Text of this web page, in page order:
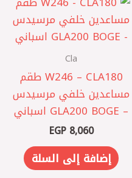
Cla
W246 – CLA180 طقم
مساعدين خلفي مرسيدس
– GLA200 BOGE اسباني
EGP8,060
إضافة إلى السلة